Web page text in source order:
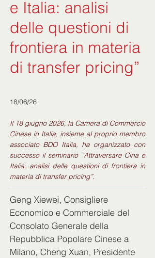
e Italia: analisi
delle questioni di
frontiera in materia
di transfer pricing”
18/06/26
Il 18 giugno 2026, la Camera di Commercio
Cinese in Italia, insieme al proprio membro
associato BDO Italia, ha organizzato con
successo il seminario “Attraversare Cina e
Italia: analisi delle questioni di frontiera in
materia di transfer pricing”.
Geng Xiewei, Consigliere
Economico e Commerciale del
Consolato Generale della
Repubblica Popolare Cinese a
Milano, Cheng Xuan, Presidente